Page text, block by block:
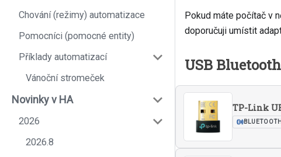
Chování (režimy) automatizace
Pomocníci (pomocné entity)
Příklady automatizací
Vánoční stromeček
Novinky v HA
2026
2026.8
Pokud máte počítač v
doporučuji umístit
USB
TP-Link